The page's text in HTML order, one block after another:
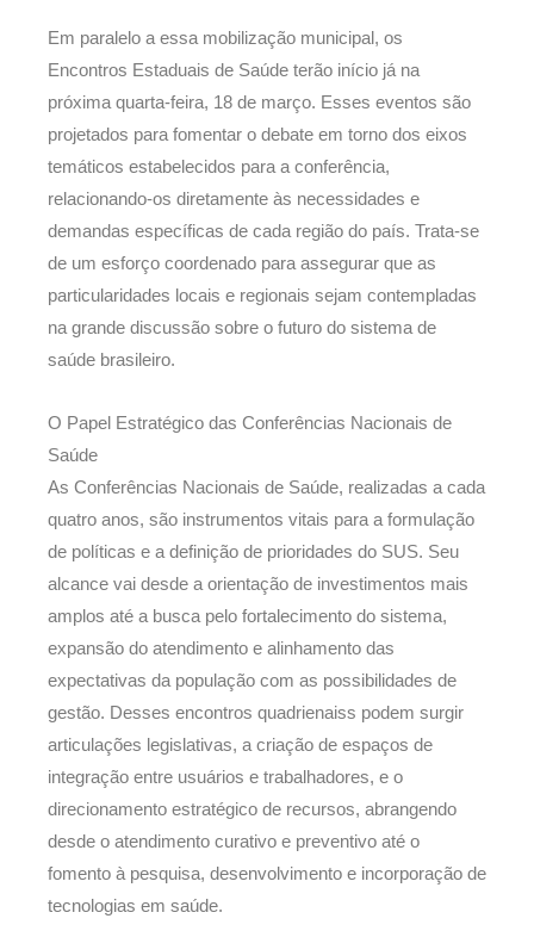
Em paralelo a essa mobilização municipal, os
Encontros Estaduais de Saúde terão início já na
próxima quarta-feira, 18 de março. Esses eventos são
projetados para fomentar o debate em torno dos eixos
temáticos estabelecidos para a conferência,
relacionando-os diretamente às necessidades e
demandas específicas de cada região do país. Trata-se
de um esforço coordenado para assegurar que as
particularidades locais e regionais sejam contempladas
na grande discussão sobre o futuro do sistema de
saúde brasileiro.
O Papel Estratégico das Conferências Nacionais de
Saúde
As Conferências Nacionais de Saúde, realizadas a cada
quatro anos, são instrumentos vitais para a formulação
de políticas e a definição de prioridades do SUS. Seu
alcance vai desde a orientação de investimentos mais
amplos até a busca pelo fortalecimento do sistema,
expansão do atendimento e alinhamento das
expectativas da população com as possibilidades de
gestão. Desses encontros quadrienaiss podem surgir
articulações legislativas, a criação de espaços de
integração entre usuários e trabalhadores, e o
direcionamento estratégico de recursos, abrangendo
desde o atendimento curativo e preventivo até o
fomento à pesquisa, desenvolvimento e incorporação de
tecnologias em saúde.